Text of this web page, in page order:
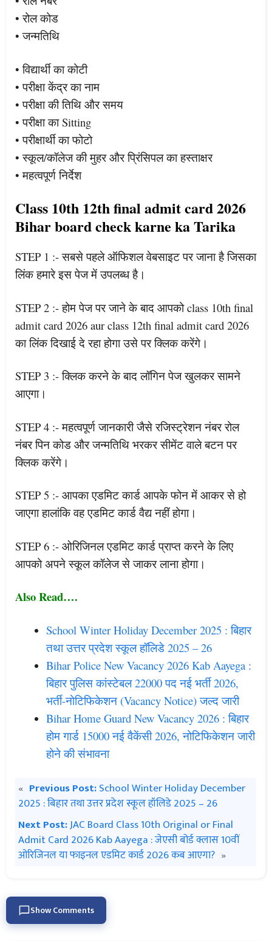
• रोल कोड
• जन्मतिथि
• विद्यार्थी का कोटी
• परीक्षा केंद्र का नाम
• परीक्षा की तिथि और समय
• परीक्षा का Sitting
• परीक्षार्थी का फोटो
• स्कूल/कॉलेज की मुहर और प्रिंसिपल का हस्ताक्षर
• महत्वपूर्ण निर्देश
Class 10th 12th final admit card 2026
Bihar board check karne ka Tarika
STEP 1 :- सबसे पहले ऑफिशल वेबसाइट पर जाना है जिसका
लिंक हमारे इस पेज में उपलब्ध है।
STEP 2 :- होम पेज पर जाने के बाद आपको class 10th final
admit card 2026 aur class 12th final admit card 2026
का लिंक दिखाई दे रहा होगा उसे पर क्लिक करेंगे।
STEP 3 :- क्लिक करने के बाद लॉगिन पेज खुलकर सामने
आएगा।
STEP 4 :- महत्वपूर्ण जानकारी जैसे रजिस्ट्रेशन नंबर रोल
नंबर पिन कोड और जन्मतिथि भरकर सीमेंट वाले बटन पर
क्लिक करेंगे।
STEP 5 :- आपका एडमिट कार्ड आपके फोन में आकर से हो
जाएगा हालांकि वह एडमिट कार्ड वैद्य नहीं होगा।
STEP 6 :- ओरिजिनल एडमिट कार्ड प्राप्त करने के लिए
आपको अपने स्कूल कॉलेज से जाकर लाना होगा।
Also Read….
School Winter Holiday December 2025 : बिहार
तथा उत्तर प्रदेश स्कूल हॉलिडे 2025 – 26
Bihar Police New Vacancy 2026 Kab Aayega :
बिहार पुलिस कांस्टेबल 22000 पद नई भर्ती 2026,
भर्ती-नोटिफिकेशन (Vacancy Notice) जल्द जारी
Bihar Home Guard New Vacancy 2026 : बिहार
होम गार्ड 15000 नई वैकेंसी 2026, नोटिफिकेशन जारी
होने की संभावना
« Previous Post:School Winter Holiday December
2025 : बिहार तथा उत्तर प्रदेश स्कूल हॉलिडे 2025 – 26
Next Post:JAC Board Class 10th Original or Final
Admit Card 2026 Kab Aayega : जेएसी बोर्ड क्लास 10वीं
ओरिजिनल या फाइनल एडमिट कार्ड 2026 कब आएगा? »
Show Comments